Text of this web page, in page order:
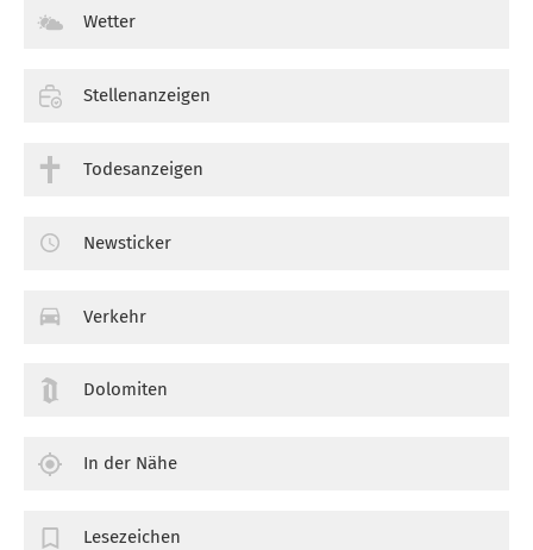
Wetter
Stellenanzeigen
Todesanzeigen
Newsticker
Verkehr
Dolomiten
In der Nähe
Lesezeichen